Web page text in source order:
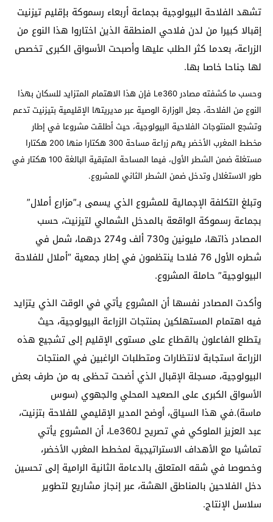
تشهد الفلاحة البيولوجية بجماعة أربعاء رسموكة بإقليم تيزنيت
إقبالا كبيرا من لدن فلاحي المنطقة الذين اختاروا هذا النوع من
الزراعة، بعدما كثر الطلب عليها وأصبحت الأسواق الكبرى تخصص
لها جناحا خاصا بها.
وحسب ما كشفته مصادر Le360 فإن هذا الاهتمام المتزايد للسكان بهذا
النوع من الفلاحة، جعل الوزارة الوصية عبر مديريتها الإقليمية بتيزنيت تدعم
وتشجع المنتوجات الفلاحية البيولوجية، حيث أطلقت مشروعا في إطار
مخطط المغرب الأخضر يهم زراعة مساحة 300 هكتارا منها 200 هكتارا
مستغلة ضمن الشطر الأول، فيما المساحة المتبقية البالغة 100 هكتار في
طور الاستغلال وتدخل ضمن الشطر الثاني للمشروع.
وتبلغ التكلفة الإجمالية للمشروع الذي يسمى بـ”مزارع أملال”
بجماعة رسموكة الواقعة بالمدخل الشمالي لتيزنيت، حسب
المصادر ذاتها، مليونين و730 ألف و274 درهما، شمل في
شطره الأول 76 فلاحا ينتظمون في إطار جمعية “أملال للفلاحة
البيولوجية” حاملة المشروع.
وأكدت المصادر نفسها أن المشروع يأتي في الوقت الذي يتزايد
فيه اهتمام المستهلكين بمنتجات الزراعة البيولوجية، حيث
يتطلع الفاعلون بالقطاع على مستوى الإقليم إلى تشجيع هذه
الزراعة استجابة لانتظارات ومتطلبات الراغبين في المنتجات
البيولوجية، مسجلة الإقبال الذي أضحت تحظى به من طرف بعض
الأسواق الكبرى على الصعيد المحلي والجهوي (سوس
ماسة).في هذا السياق، أوضح المدير الإقليمي للفلاحة بتزنيت،
عبد العزيز الملوكي في تصريح لـLe360، أن المشروع يأتي
تماشيا مع الأهداف الاستراتيجية لمخطط المغرب الأخضر،
وخصوصا في شقه المتعلق بالدعامة الثانية الرامية إلى تحسين
دخل الفلاحين بالمناطق الهشة، عبر إنجاز مشاريع لتطوير
سلاسل الإنتاج.